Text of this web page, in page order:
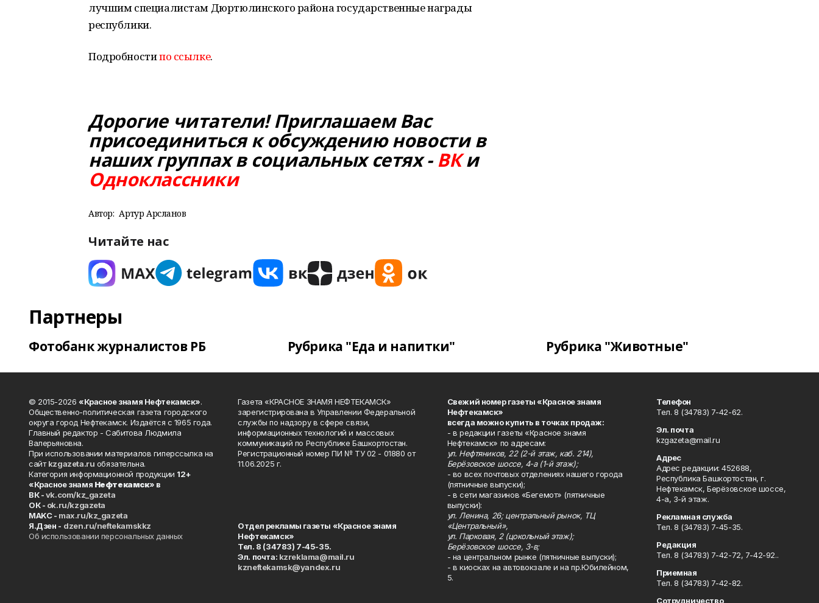
лучшим специалистам Дюртюлинского района государственные награды
республики.
Подробностипо ссылке.
Дорогие читатели! Приглашаем Вас
присоединиться к обсуждению новости в
наших группах в социальных сетях -ВКи
Одноклассники
Автор: Артур Арсланов
Читайте нас
Партнеры
Фотобанк журналистов РБ Рубрика "Еда и напитки" Рубрика "Животные"
© 2015-2026 «Красное знамя Нефтекамск».
Общественно-политическая газета городского
округа город Нефтекамск. Издаётся с 1965 года.
Главный редактор - Сабитова Людмила
Валерьяновна.
При использовании материалов гиперссылка на
сайтkzgazeta.ru обязательна.
Категория информационной продукции 12+
«Красное знамя Нефтекамск» в
ВК -vk.com/kz_gazeta
ОК - ok.ru/kzgazeta
MAKC - max.ru/kz_gazeta
Я.Дзен - dzen.ru/neftekamskkz
Об использовании персональных данных
Газета «КРАСНОЕ ЗНАМЯ НЕФТЕКАМСК»
зарегистрирована в Управлении Федеральной
службы по надзору в сфере связи,
информационных технологий и массовых
коммуникаций по Республике Башкортостан.
Регистрационный номер ПИ № ТУ 02 - 01880 от
11.06.2025 г.
Отдел рекламы газеты «Красное знамя
Нефтекамск»
Тел. 8 (34783) 7-45-35.
Эл. почта: kzreklama@mail.ru
kzneftekamsk@yandex.ru
Свежий номер газеты «Красное знамя
Нефтекамск»
всегда можно купить в точках продаж:
- в редакции газеты «Красное знамя
Нефтекамск» по адресам:
ул. Нефтяников, 22 (2-й этаж, каб. 214),
Берёзовское шоссе, 4-а (1-й этаж);
- во всех почтовых отделениях нашего города
(пятничные выпуски);
- в сети магазинов «Бегемот» (пятничные
выпуски):
ул. Ленина, 26; центральный рынок, ТЦ
«Центральный»,
ул. Парковая, 2 (цокольный этаж);
Берёзовское шоссе, 3-в;
- на центральном рынке (пятничные выпуски);
- в киосках на автовокзале и на пр.Юбилейном,
5.
Телефон
Тел. 8 (34783) 7-42-62.
Эл. почта
kzgazeta@mail.ru
Адрес
Адрес редакции: 452688,
Республика Башкортостан, г.
Нефтекамск, Берёзовское шоссе,
4-а, 3-й этаж.
Рекламная служба
Тел. 8 (34783) 7-45-35.
Редакция
Тел. 8 (34783) 7-42-72, 7-42-92..
Приемная
Тел. 8 (34783) 7-42-82.
Сотрудничество